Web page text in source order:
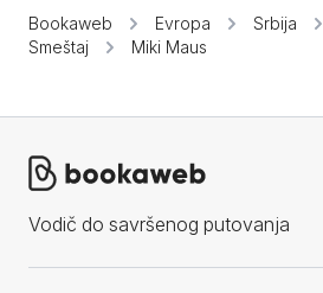
Bookaweb Evropa Srbija
Smeštaj
Miki Maus
Vodič do savršenog putovanja